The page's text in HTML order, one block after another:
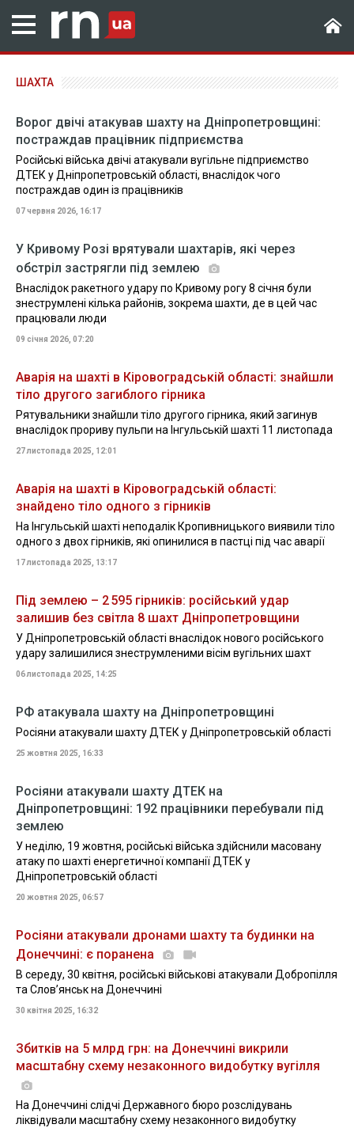
ШАХТА
Ворог двічі атакував шахту на Дніпропетровщині:
постраждав працівник підприємства
Російські війська двічі атакували вугільне підприємство
ДТЕК у Дніпропетровській області, внаслідок чого
постраждав один із працівників
07 червня 2026, 16:17
У Кривому Розі врятували шахтарів, які через
обстріл застрягли під землею
Внаслідок ракетного удару по Кривому рогу 8 січня були
знеструмлені кілька районів, зокрема шахти, де в цей час
працювали люди
09 січня 2026, 07:20
Аварія на шахті в Кіровоградській області: знайшли
тіло другого загиблого гірника
Рятувальники знайшли тіло другого гірника, який загинув
внаслідок прориву пульпи на Інгульській шахті 11 листопада
27 листопада 2025, 12:01
Аварія на шахті в Кіровоградській області:
знайдено тіло одного з гірників
На Інгульській шахті неподалік Кропивницького виявили тіло
одного з двох гірників, які опинилися в пастці під час аварії
17 листопада 2025, 13:17
Під землею – 2 595 гірників: російський удар
залишив без світла 8 шахт Дніпропетровщини
У Дніпропетровській області внаслідок нового російського
удару залишилися знеструмленими вісім вугільних шахт
06 листопада 2025, 14:25
РФ атакувала шахту на Дніпропетровщині
Росіяни атакували шахту ДТЕК у Дніпропетровській області
25 жовтня 2025, 16:33
Росіяни атакували шахту ДТЕК на
Дніпропетровщині: 192 працівники перебували під
землею
У неділю, 19 жовтня, російські війська здійснили масовану
атаку по шахті енергетичної компанії ДТЕК у
Дніпропетровській області
20 жовтня 2025, 06:57
Росіяни атакували дронами шахту та будинки на
Донеччині: є поранена
В середу, 30 квітня, російські військові атакували Добропілля
та Слов’янськ на Донеччині
30 квітня 2025, 16:32
Збитків на 5 млрд грн: на Донеччині викрили
масштабну схему незаконного видобутку вугілля
На Донеччині слідчі Державного бюро розслідувань
ліквідували масштабну схему незаконного видобутку